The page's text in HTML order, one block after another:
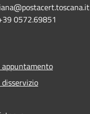
0572.69851